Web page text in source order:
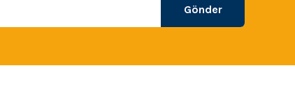
Gönder